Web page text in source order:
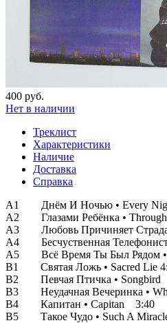
400 руб.
Нет в наличии
Треклист
Характеристики
Наличие
Доставка
Справка
A1 Днём И Ночью • Every
A2 Глазами Ребёнка •
A3 Любовь Причиняет
A4 Бесчуственная
A5 Всё Время Ты Был Рядом •
B1 Святая Ложь • Sacred Lie
B2 Певчая Птичка •
B3 Неудачная Вечеринка •
B4 Капитан • Capitan 3:40
B5 Такое Чудо • Such A